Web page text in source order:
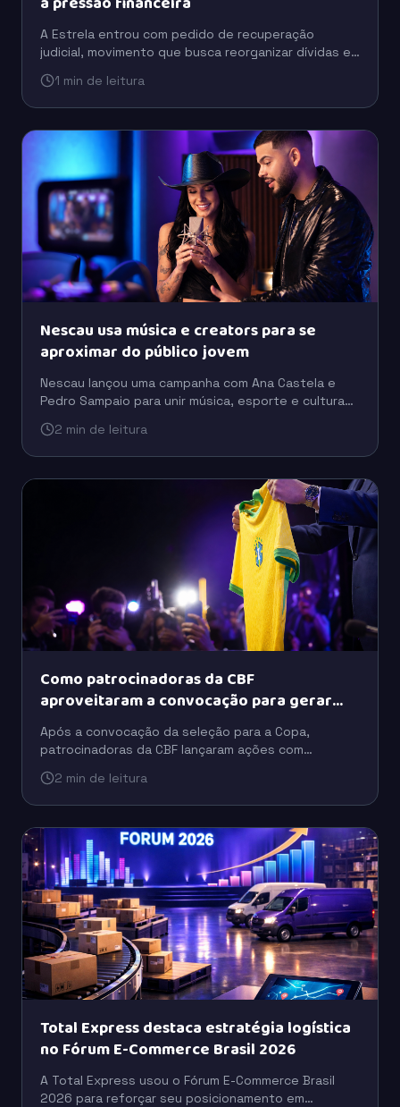
A Estrela entrou com pedido de recuperação
judicial, movimento que busca reorganizar dívidas e
financeira.
1 min de leitura
Nescau usa música e creators para se
aproximar do público jovem
Nescau lançou uma campanha com Ana Castela e
Pedro Sampaio para unir música, esporte e cultura
novas gerações.
2 min de leitura
Como patrocinadoras da CBF
aproveitaram a convocação para gerar
buzz
Após a convocação da seleção para a Copa,
patrocinadoras da CBF lançaram ações com
engajamento do público.
2 min de leitura
Total Express destaca estratégia logística
no Fórum E-Commerce Brasil 2026
A Total Express usou o Fórum E-Commerce Brasil
2026 para reforçar seu posicionamento em